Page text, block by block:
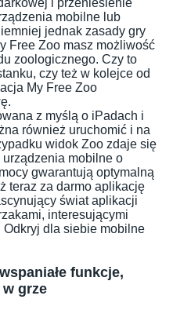
mobilne lub
jednak zasady gry
Free Zoo masz możliwość
zoologicznego. Czy to
czy też w kolejce od
My Free Zoo
z myślą o iPadach i
również uruchomić i na
widok Zoo zdaje się
urządzenia mobilne o
gwarantują optymalną
teraz za darmo aplikację
świat aplikacji
interesującymi
dla siebie mobilne
funkcje,
grze